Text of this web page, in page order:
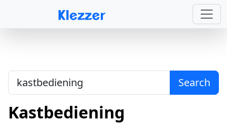
Search
Kastbediening